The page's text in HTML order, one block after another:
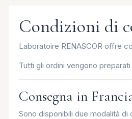
Condizioni di
Laboratoire RENASCOR offre
Tutti gli ordini vengono
Consegna in
Sono disponibili due modalità di